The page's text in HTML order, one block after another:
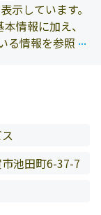
示しています。
情報に加え、
る情報を参照し
...
...
池田町6-37-7